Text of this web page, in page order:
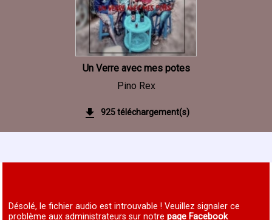
Un Verre avec mes potes
Pino Rex
925 téléchargement(s)
Désolé, le fichier audio est introuvable ! Veuillez signaler ce
problème aux administrateurs sur notrepage Facebook